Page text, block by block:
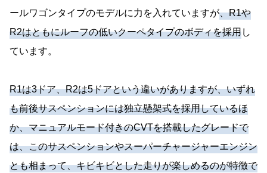
ールワゴンタイプのモデルに力を入れていますが、R1や
R2はともにルーフの低いクーペタイプのボディを採用し
ています。
R1は3ドア、R2は5ドアという違いがありますが、いずれ
も前後サスペンションには独立懸架式を採用しているほ
か、マニュアルモード付きのCVTを搭載したグレードで
は、このサスペンションやスーパーチャージャーエンジン
とも相まって、キビキビとした走りが楽しめるのが特徴で